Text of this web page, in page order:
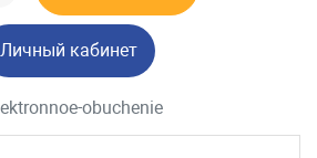
Личный кабинет
obuchenie